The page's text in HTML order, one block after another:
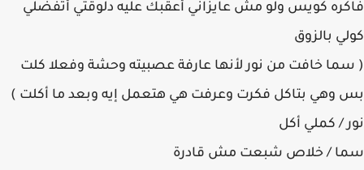
فاكره كويس ولو مش عايزاني أعقبك عليه دلوقتي أتفضلي
كولي بالزوق
( سما خافت من نور لأنها عارفة عصبيته وحشة وفعلا كلت
بس وهي بتاكل فكرت وعرفت هي هتعمل إيه وبعد ما أكلت )
نور / كملي أكل
سما / خلاص شبعت مش قادرة